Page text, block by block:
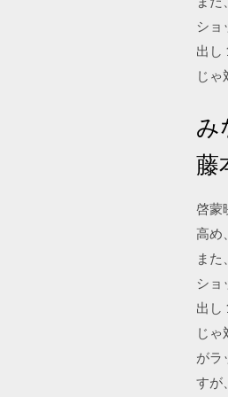
ショ
出し
じ
み
藤
啓蒙
高め
ま
ショ
出し
じ
がラ
すが